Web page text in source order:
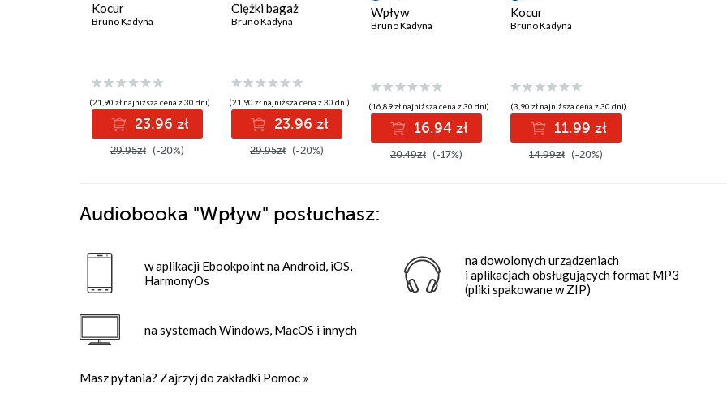
Kocur
Bruno Kadyna
(21,90 zł najniższa cena z 30 dni)
23.96 zł
29.95zł (-20%)
Ciężki bagaż
Bruno Kadyna
(21,90 zł najniższa cena z 30 dni)
23.96 zł
29.95zł (-20%)
Wpływ
Bruno Kadyna
(16,89 zł najniższa cena z 30 dni)
16.94 zł
20.49zł (-17%)
Kocur
Bruno Kadyna
(3,90 zł najniższa cena z 30 dni)
11.99 zł
14.99zł (-20%)
Audiobooka "Wpływ" posłuchasz:
w aplikacji Ebookpoint na Android, iOS,
HarmonyOs
na systemach Windows, MacOS i innych
na dowolonych urządzeniach
i aplikacjach obsługujących format MP3
(pliki spakowane w ZIP)
Masz pytania? Zajrzyj do zakładki Pomoc »